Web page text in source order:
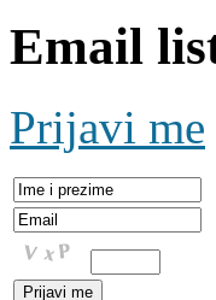
Email
Prijavi me